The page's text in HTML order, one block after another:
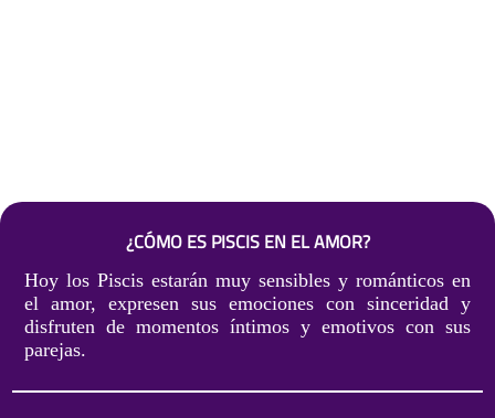
¿CÓMO ES PISCIS EN EL AMOR?
Hoy los Piscis estarán muy sensibles y románticos en
el amor, expresen sus emociones con sinceridad y
disfruten de momentos íntimos y emotivos con sus
parejas.